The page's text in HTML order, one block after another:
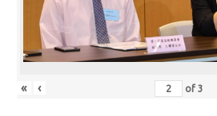
« ‹ of3